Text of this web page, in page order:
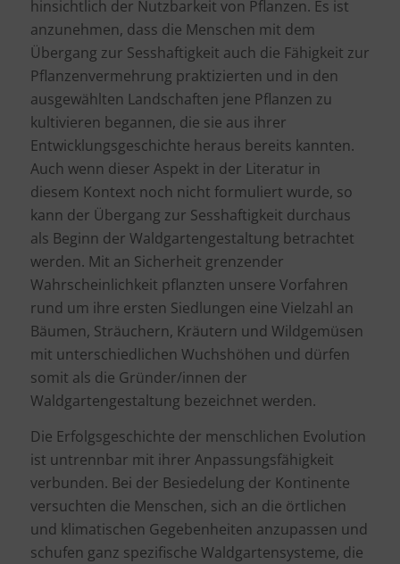
hinsichtlich der Nutzbarkeit von Pflanzen. Es ist
anzunehmen, dass die Menschen mit dem
Übergang zur Sesshaftigkeit auch die Fähigkeit zur
Pflanzenvermehrung praktizierten und in den
ausgewählten Landschaften jene Pflanzen zu
kultivieren begannen, die sie aus ihrer
Entwicklungsgeschichte heraus bereits kannten.
Auch wenn dieser Aspekt in der Literatur in
diesem Kontext noch nicht formuliert wurde, so
kann der Übergang zur Sesshaftigkeit durchaus
als Beginn der Waldgartengestaltung betrachtet
werden. Mit an Sicherheit grenzender
Wahrscheinlichkeit pflanzten unsere Vorfahren
rund um ihre ersten Siedlungen eine Vielzahl an
Bäumen, Sträuchern, Kräutern und Wildgemüsen
mit unterschiedlichen Wuchshöhen und dürfen
somit als die Gründer/innen der
Waldgartengestaltung bezeichnet werden.
Die Erfolgsgeschichte der menschlichen Evolution
ist untrennbar mit ihrer Anpassungsfähigkeit
verbunden. Bei der Besiedelung der Kontinente
versuchten die Menschen, sich an die örtlichen
und klimatischen Gegebenheiten anzupassen und
schufen ganz spezifische Waldgartensysteme, die